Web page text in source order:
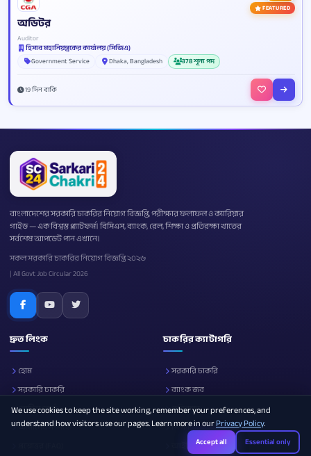
FEATURED
অডিটর
Auditor
হিসাব মহানিয়ন্ত্রকের কার্যালয় (সিজিএ)
Government Service
Dhaka, Bangladesh 378 শূন্য পদ
19 দিন বাকি
বাংলাদেশের সরকারি চাকরির নিয়োগ বিজ্ঞপ্তি, পরীক্ষার ফলাফল ও ক্যারিয়ার
গাইড — এক বিশ্বস্ত প্ল্যাটফর্ম। বিসিএস, ব্যাংক, রেল, শিক্ষা ও প্রতিরক্ষা খাতের
সর্বশেষ আপডেট পান এখানে।
সকল সরকারি চাকরির নিয়োগ বিজ্ঞপ্তি ২০২৬
| All Govt Job Circular 2026
দ্রুত লিংক
হোম
সরকারি চাকরি
নোটিশ বোর্ড
আমাদের সম্পর্কে
চাকরির ক্যাটাগরি
সরকারি চাকরি
ব্যাংক জব
প্রতিরক্ষা
শিক্ষা
আইসিটি
We use cookies to keep the site working, remember your preferences, and
understand how visitors use our pages. Learn more in ourPrivacy Policy.
Accept all Essential only